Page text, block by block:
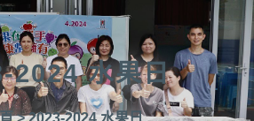
2024 水果日
> 2023-2024 水果日